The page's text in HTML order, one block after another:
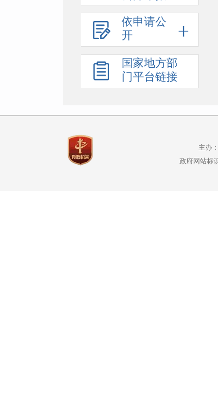
依申请公
开
国家地方部
门平台链接
主办
政府网站标